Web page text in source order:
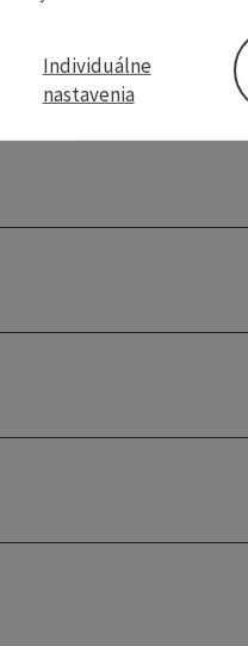
Individuálne
nastavenia